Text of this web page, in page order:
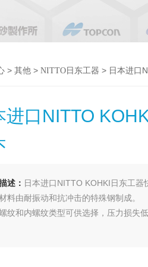
> 其他> NITTO日东工器 > 日本进口
进口NITTO
述： 日本进口NITTO KOHKI日东工器
料由耐振动和抗冲击的特殊钢制成。
纹和内螺纹类型可供选择，压力损失